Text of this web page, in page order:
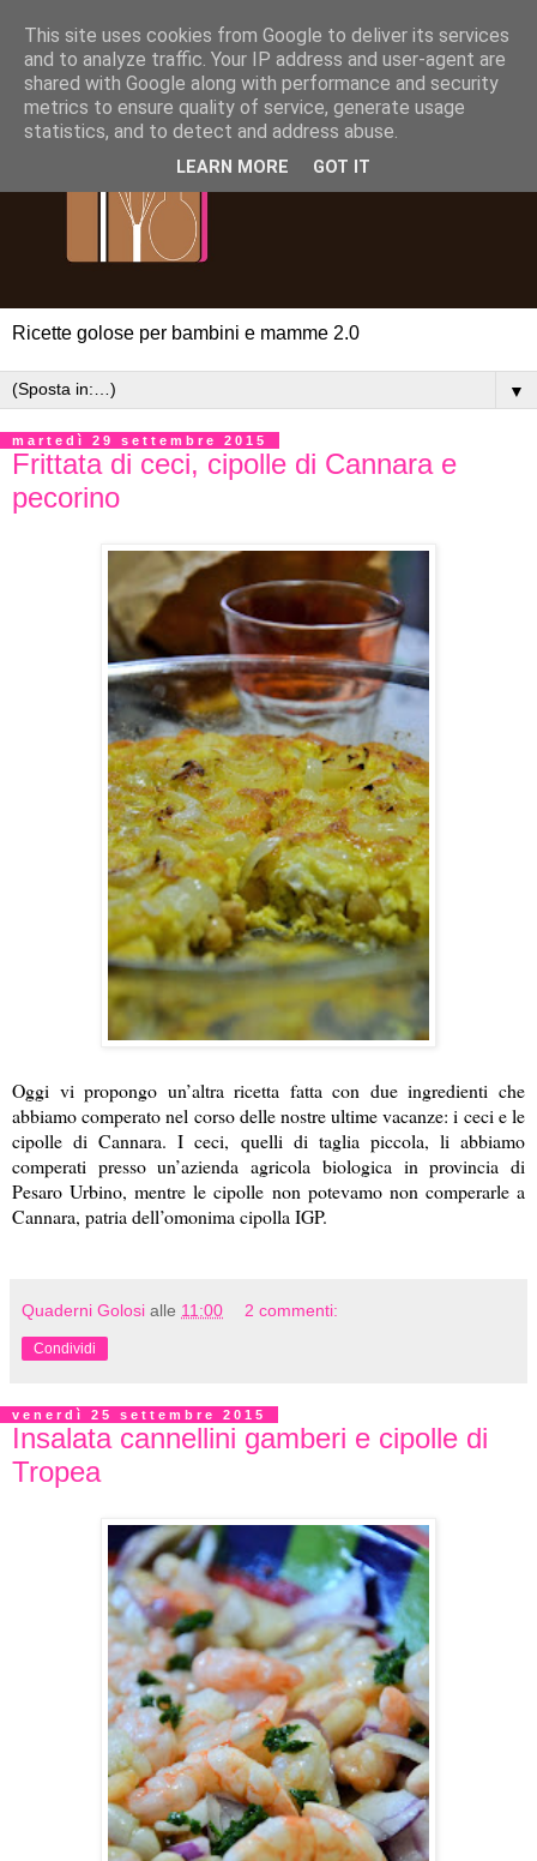
Ricette golose per bambini e mamme 2.0
▼
martedì 29 settembre 2015
Frittata di ceci, cipolle di Cannara e
pecorino
Oggi vi propongo un’altra ricetta fatta con due ingredienti che
abbiamo comperato nel corso delle nostre ultime vacanze: i ceci e le
cipolle di Cannara. I ceci, quelli di taglia piccola, li abbiamo
comperati presso un’azienda agricola biologica in provincia di
Pesaro Urbino, mentre le cipolle non potevamo non comperarle a
Cannara, patria dell’omonima cipolla IGP.
Quaderni Golosi alle 11:00 2 commenti:
Condividi
venerdì 25 settembre 2015
Insalata cannellini gamberi e cipolle di
Tropea
This site uses cookies from Google to deliver its services
and to analyze traffic. Your IP address and user-agent are
shared with Google along with performance and security
metrics to ensure quality of service, generate usage
statistics, and to detect and address abuse.
LEARN MORE GOT IT